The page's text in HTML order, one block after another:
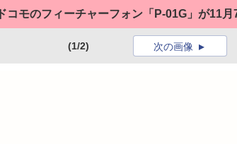
ドコモのフィーチャーフォン「P-01G」が11
(1/2) 次の画像